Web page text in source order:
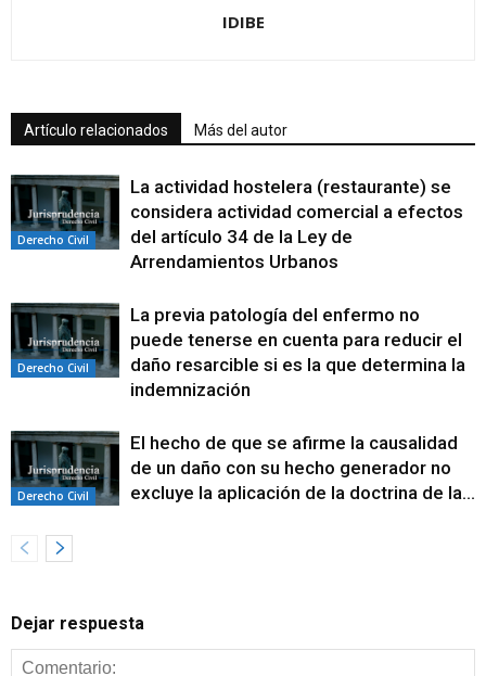
IDIBE
Artículo relacionados Más del autor
Derecho Civil
La actividad hostelera (restaurante) se
considera actividad comercial a efectos
del artículo 34 de la Ley de
Arrendamientos Urbanos
Derecho Civil
La previa patología del enfermo no
puede tenerse en cuenta para reducir el
daño resarcible si es la que determina la
indemnización
Derecho Civil
El hecho de que se afirme la causalidad
de un daño con su hecho generador no
excluye la aplicación de la doctrina de la...
Dejar respuesta